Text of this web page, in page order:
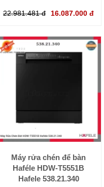
22.981.481 đ 16.087.000 đ
Máy rửa chén để bàn
Haféle HDW-T5551B
Hafele 538.21.340